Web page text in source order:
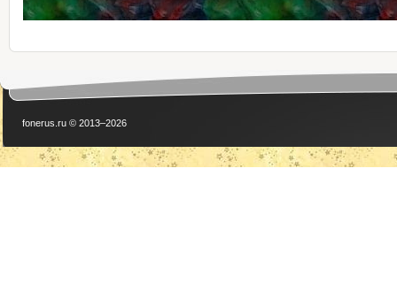
fonerus.ru © 2013–2026